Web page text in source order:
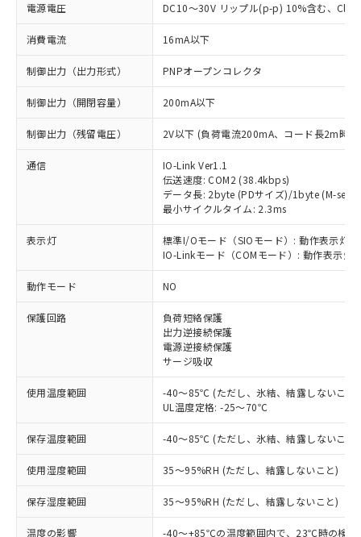
電源電圧 DC10～30V リップル(p-p) 10%含む、
消費電流 16mA以下
制御出力（出力形式） PNPオープンコレクタ
制御出力（開閉容量） 200mA以下
制御出力（残留電圧） 2V以下 (負荷電流200mA、コード長2m時)
通信
IO-Link Ver1.1
伝送速度: COM2 (38.4kbps)
データ長: 2byte (PDサイズ)/1byte (M-
最小サイクルタイム: 2.3ms
表示灯
標準I/Oモード（SIOモード）: 動作表示灯(
IO-Linkモード（COMモード）: 動作表示
動作モード NO
保護回路
負荷短絡保護
出力逆接続保護
電源逆接続保護
サージ吸収
使用温度範囲
-40～85℃ (ただし、氷結、結露しないこと)
UL温度定格: -25～70℃
保存温度範囲 -40～85℃ (ただし、氷結、結露しないこと)
使用湿度範囲 35～95%RH (ただし、結露しないこと)
保存湿度範囲 35～95%RH (ただし、結露しないこと)
温度の影響 -40～+85℃の温度範囲内で、23℃時の検
ご利用条件
以下の条件をお読みいただき、同意のうえ
ご利用ください。
商品の当社在庫状況および標準価格
(税抜)を提供させていただくもので
当社制御機器事業取扱商品の中には、
対応済み：EU RoHS指令（10物質）の
非含有に対応した製品が提供可能な商品で
対応予定：EU RoHS指令（10物質）の非含
有に対応した製品に切り替える予定のある
商品です。
対応予定なし：EU RoHS指令（10物質）の
非含有に非対応の商品で、対応品を出す予
定はありません。
調査・確認中：EU RoHS指令（10物質）の
非含有の対応状況を調査中または確認中の
非該当品：ライセンス料など無形物で、有
害物質有無と関係のない商品です。
※1 中国RoHS○×表
「○」：最大均質材料含有率が中国RoHSの
基準値以下であることを示します。